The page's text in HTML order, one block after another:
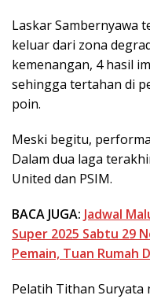
Laskar Sambernyawa
keluar dari zona
kemenangan, 4 hasil
sehingga tertahan di
poin.
Meski begitu,
Dalam dua laga
United dan PSIM.
BACA JUGA: Jadwal
Super 2025 Sabtu 29
Pemain, Tuan Rumah
Pelatih Tithan